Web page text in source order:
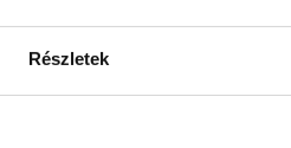
Részletek